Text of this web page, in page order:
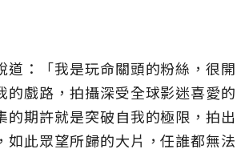
道：「我是玩命關頭的粉絲，很開
的戲路，拍攝深受全球影迷喜愛的
的期許就是突破自我的極限，拍出
如此眾望所歸的大片，任誰都無法